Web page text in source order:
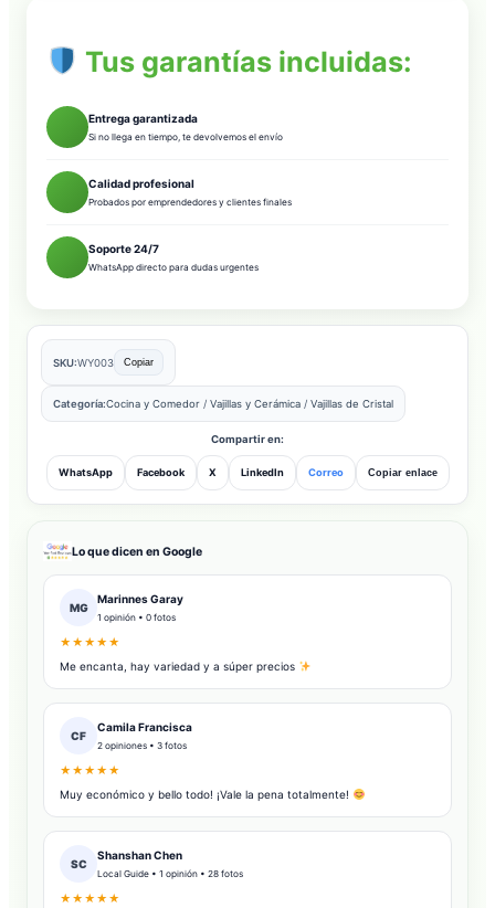
Tus garantías incluidas:
Entrega garantizada
Si no llega en tiempo, te devolvemos el envío
Calidad profesional
Probados por emprendedores y clientes finales
Soporte 24/7
WhatsApp directo para dudas urgentes
SKU:WY003 Copiar
Categoría:Cocina y Comedor / Vajillas y Cerámica / Vajillas de Cristal
Compartir en:
WhatsApp Facebook X LinkedIn Correo Copiar enlace
Lo que dicen en Google
MG
Marinnes Garay
1 opinión • 0 fotos
★★★★★
Me encanta, hay variedad y a súper precios
CF
Camila Francisca
2 opiniones • 3 fotos
★★★★★
Muy económico y bello todo! ¡Vale la pena totalmente!
SC
Shanshan Chen
Local Guide • 1 opinión • 28 fotos
★★★★★